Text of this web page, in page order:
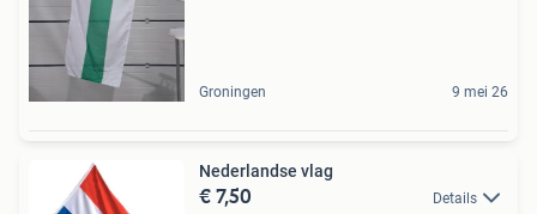
Groningen 9 mei 26
Nederlandse vlag
€ 7,50 Details